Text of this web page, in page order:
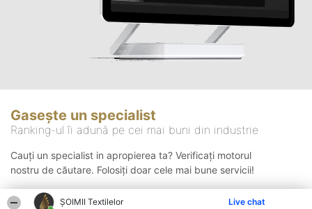
ȘOIMII Textilelor Live chat
Gasește un specialist
Ranking-ul îi adună pe cei mai buni din industrie
Cauți un specialist in apropierea ta? Verificați motorul
nostru de căutare. Folosiți doar cele mai bune servicii!